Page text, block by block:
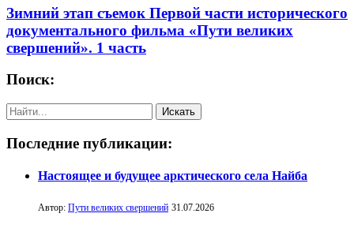
Зимний этап съемок Первой части исторического
документального фильма «Пути великих
свершений». 1 часть
Поиск:
Последние публикации:
Настоящее и будущее арктического села Найба
Автор: Пути великих свершений 31.07.2026